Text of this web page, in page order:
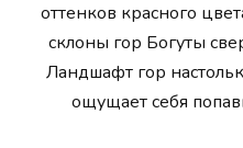
оттенков красного
склоны гор Богуты
Ландшафт гор
ощущает себя